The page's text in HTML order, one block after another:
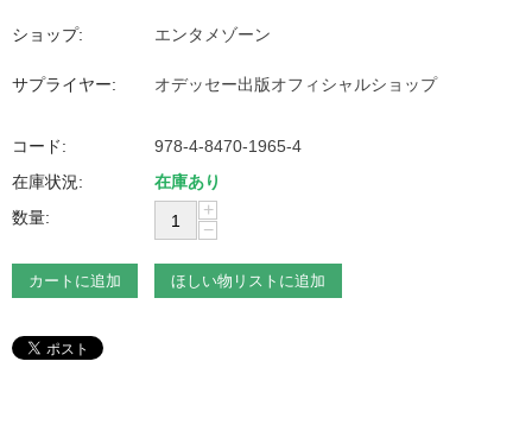
ショップ: エンタメゾーン
サプライヤー: オデッセー出版オフィシャルショップ
コード:
978-4-8470-1965-4
在庫状況:
在庫あり
数量:
+
−
カートに追加 ほしい物リストに追加